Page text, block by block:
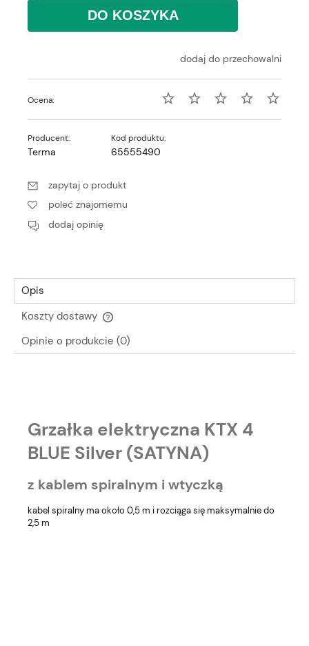
DO KOSZYKA
dodaj do przechowalni
Ocena:
Producent:
Terma
Kod produktu:
65555490
zapytaj o produkt
poleć znajomemu
dodaj opinię
Opis
Koszty dostawy
Cena nie zawiera ewentualnych kosztów płatności
Opinie o produkcie (0)
Grzałka elektryczna KTX 4
BLUE Silver (SATYNA)
z kablem spiralnym i wtyczką
kabel spiralny ma około 0,5 m i rozciąga się maksymalnie do
2,5 m